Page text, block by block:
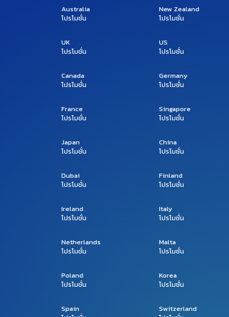
Australia
โปรโมชั่น
New Zealand
โปรโมชั่น
UK
โปรโมชั่น
US
โปรโมชั่น
Canada
โปรโมชั่น
Germany
โปรโมชั่น
France
โปรโมชั่น
Singapore
โปรโมชั่น
Japan
โปรโมชั่น
China
โปรโมชั่น
Dubai
โปรโมชั่น
Finland
โปรโมชั่น
Ireland
โปรโมชั่น
Italy
โปรโมชั่น
Netherlands
โปรโมชั่น
Malta
โปรโมชั่น
Poland
โปรโมชั่น
Korea
โปรโมชั่น
Spain
Switzerland